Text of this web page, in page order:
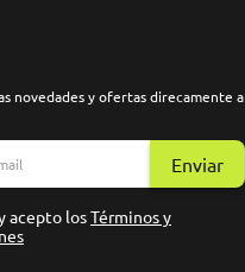
novedades y ofertas direcamente a
Enviar
acepto losTérminos y